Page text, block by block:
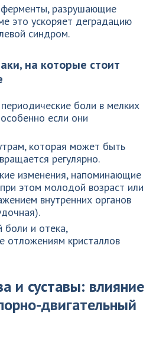
ферменты, разрушающие
это ускоряет деградацию
синдром.
на которые стоит
боли в мелких
если они
которая может быть
регулярно.
изменения, напоминающие
этом молодой возраст или
внутренних органов
боли и отека,
отложениям кристаллов
и суставы: влияние
двигательный